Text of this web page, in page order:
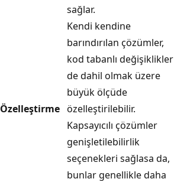
sağlar.
Özelleştirme
Kendi kendine
barındırılan çözümler,
kod tabanlı değişiklikler
de dahil olmak üzere
büyük ölçüde
özelleştirilebilir.
Kapsayıcılı çözümler
genişletilebilirlik
seçenekleri sağlasa da,
bunlar genellikle daha